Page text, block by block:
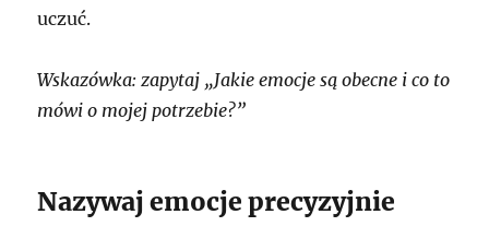
uczuć.
Wskazówka: zapytaj „Jakie emocje są obecne i co to
mówi o mojej potrzebie?”
Nazywaj emocje precyzyjnie